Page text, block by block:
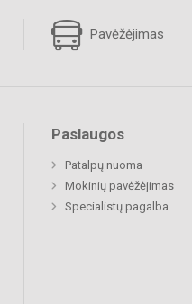
Pavėžėjimas
Paslaugos
Patalpų nuoma
Mokinių pavėžėjimas
Specialistų pagalba